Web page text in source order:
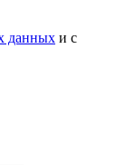
данных и с